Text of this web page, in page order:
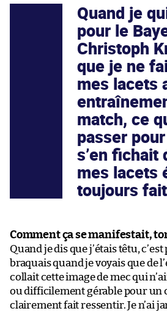
Quand je
pour le
Christoph
que je ne
mes lacets
match, ce
passer
s’en fichait
mes lacets
toujours
Comment ça se manifestait,
Quand je dis que j’étais têtu,
braquais quand je voyais que de
collait cette image de mec qui
ou difficilement gérable pour un
clairement fait ressentir. Je n’ai